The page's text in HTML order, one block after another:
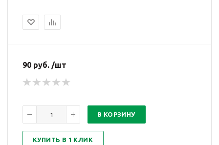
90 руб. /шт
В КОРЗИНУ
КУПИТЬ В 1 КЛИК